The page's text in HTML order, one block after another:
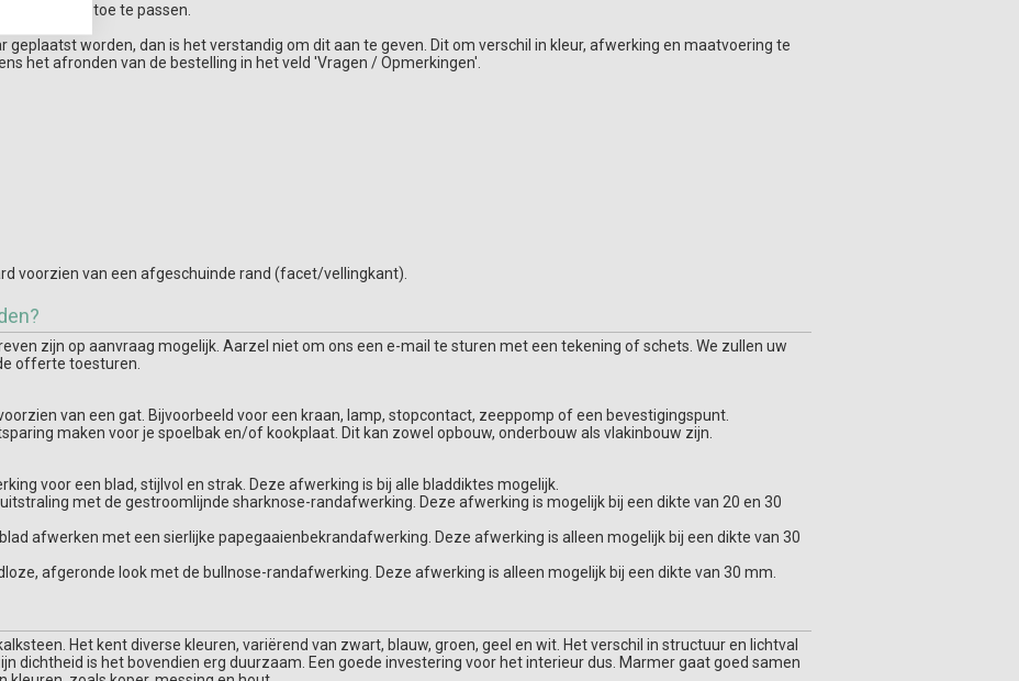
om buiten toe te passen.
geplaatst worden, dan is het verstandig om dit aan te geven. Dit om verschil in kleur, afwerking en maatvoering te
het afronden van de bestelling in het veld 'Vragen / Opmerkingen'.
voorzien van een afgeschuinde rand (facet/vellingkant).
zijn op aanvraag mogelijk. Aarzel niet om ons een e-mail te sturen met een tekening of schets. We zullen uw
offerte toesturen.
van een gat. Bijvoorbeeld voor een kraan, lamp, stopcontact, zeeppomp of een bevestigingspunt.
maken voor je spoelbak en/of kookplaat. Dit kan zowel opbouw, onderbouw als vlakinbouw zijn.
voor een blad, stijlvol en strak. Deze afwerking is bij alle bladdiktes mogelijk.
met de gestroomlijnde sharknose-randafwerking. Deze afwerking is mogelijk bij een dikte van 20 en 30
afwerken met een sierlijke papegaaienbekrandafwerking. Deze afwerking is alleen mogelijk bij een dikte van 30
afgeronde look met de bullnose-randafwerking. Deze afwerking is alleen mogelijk bij een dikte van 30 mm.
Het kent diverse kleuren, variërend van zwart, blauw, groen, geel en wit. Het verschil in structuur en lichtval
dichtheid is het bovendien erg duurzaam. Een goede investering voor het interieur dus. Marmer gaat goed samen